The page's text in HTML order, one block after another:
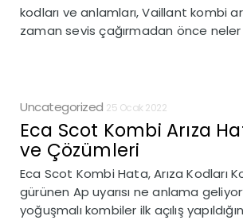
kodları ve anlamları, Vaillant kombi
zaman sevis çağırmadan önce neler
Uncategorized 25 Ocak 2022
Eca Scot Kombi Arıza
ve Çözümleri
Eca Scot Kombi Hata, Arıza Kodları
gürünen Ap uyarısı ne anlama
yoğuşmalı kombiler ilk açılış